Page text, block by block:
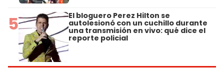
5 El bloguero Perez Hilton se
autolesionó con un cuchillo durante
una transmisión en vivo: qué dice el
reporte policial